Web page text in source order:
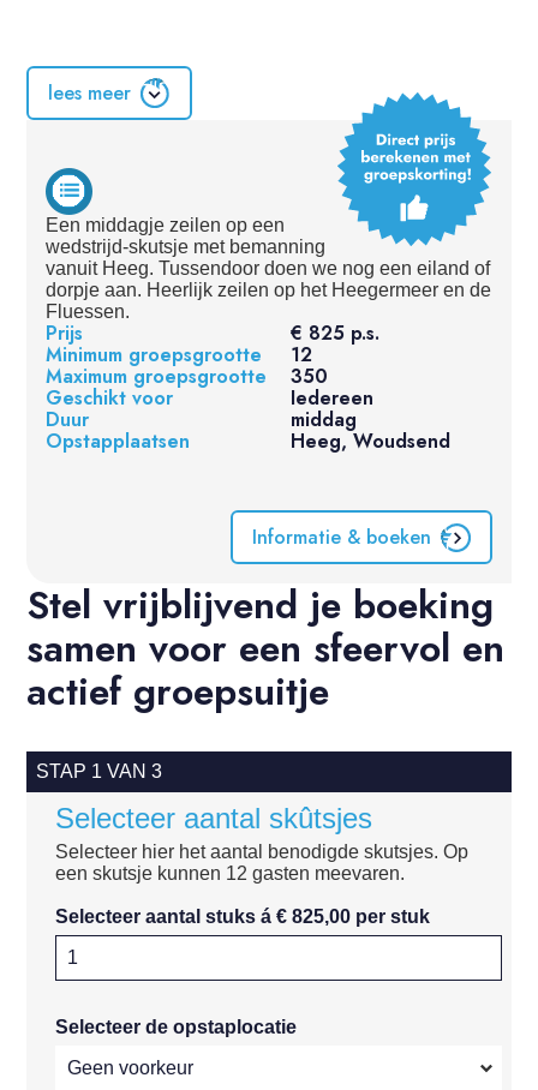
(tip) Ontdek Friesland met je team. Overdag zeilen en
avonds een overnachting aan boord van een skutsje.
Zie bijvoorbeeld dit arrangement,
klik hier
lees meer
Een middagje zeilen op een
wedstrijd-skutsje met bemanning
vanuit Heeg. Tussendoor doen we nog een eiland of
dorpje aan. Heerlijk zeilen op het Heegermeer en de
Fluessen.
Prijs € 825 p.s.
Minimum groepsgrootte 12
Maximum groepsgrootte 350
Geschikt voor Iedereen
Duur middag
Opstapplaatsen Heeg, Woudsend
Informatie & boeken
Stel vrijblijvend je boeking
samen voor een sfeervol en
actief groepsuitje
STAP 1 VAN 3
Selecteer aantal skûtsjes
Selecteer hier het aantal benodigde skutsjes. Op
een skutsje kunnen 12 gasten meevaren.
Selecteer aantal stuks á € 825,00 per stuk
Selecteer de opstaplocatie